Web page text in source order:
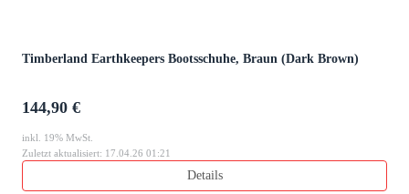
Timberland Earthkeepers Bootsschuhe, Braun (Dark Brown)
144,90 €
inkl. 19% MwSt.
Zuletzt aktualisiert: 17.04.26 01:21
Details